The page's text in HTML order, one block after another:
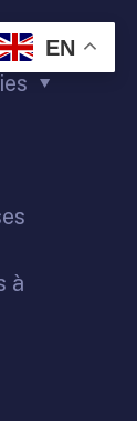
à
EN